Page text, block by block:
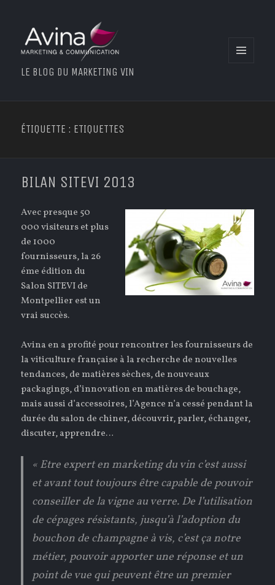
LE BLOG DU MARKETING VIN
ÉTIQUETTE : ETIQUETTES
BILAN SITEVI 2013
Avec presque 50
000 visiteurs et plus
de 1000
fournisseurs, la 26
éme édition du
Salon SITEVI de
Montpellier est un
vrai succès.
Avina en a profité pour rencontrer les fournisseurs de
la viticulture française à la recherche de nouvelles
tendances, de matières sèches, de nouveaux
packagings, d’innovation en matières de bouchage,
mais aussi d’accessoires, l’Agence n’a cessé pendant la
durée du salon de chiner, découvrir, parler, échanger,
discuter, apprendre…
« Etre expert en marketing du vin c’est aussi
et avant tout toujours être capable de pouvoir
conseiller de la vigne au verre. De l’utilisation
de cépages résistants, jusqu’à l’adoption du
bouchon de champagne à vis, c’est ça notre
métier, pouvoir apporter une réponse et un
point de vue qui peuvent être un premier